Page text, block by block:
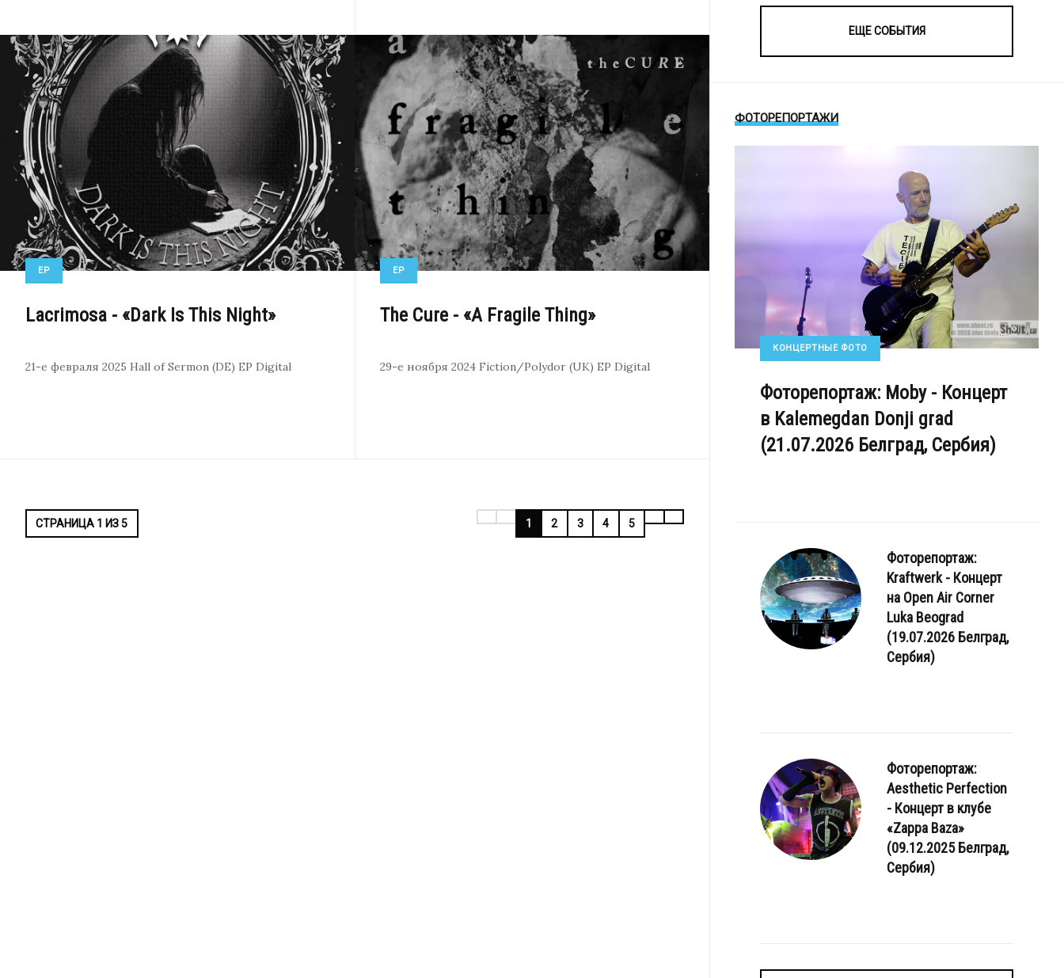
EP
Lacrimosa - «Dark Is This Night»
21-е февраля 2025 Hall of Sermon (DE) EP Digital
EP
The Cure - «A Fragile Thing»
29-е ноября 2024 Fiction/Polydor (UK) EP Digital
СТРАНИЦА 1 ИЗ 5 1 2 3 4 5
ЕЩЕ СОБЫТИЯ
ФОТОРЕПОРТАЖИ
КОНЦЕРТНЫЕ ФОТО
Фоторепортаж: Moby - Концерт
в Kalemegdan Donji grad
(21.07.2026 Белград, Сербия)
Фоторепортаж:
Kraftwerk - Концерт
на Open Air Corner
Luka Beograd
(19.07.2026 Белград,
Сербия)
Фоторепортаж:
Aesthetic Perfection
- Концерт в клубе
«Zappa Baza»
(09.12.2025 Белград,
Сербия)